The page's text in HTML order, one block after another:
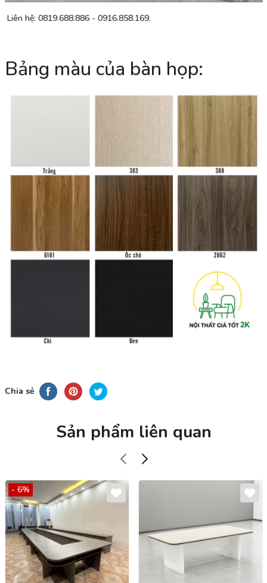
Liên hệ: 0819.688.886 - 0916.858.169.
Bảng màu của bàn họp:
Chia sẻ
Sản phẩm liên quan
- 6%